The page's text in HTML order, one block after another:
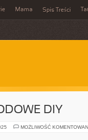
Mama Spis Treści
DIY
MOŻLIWOŚĆ